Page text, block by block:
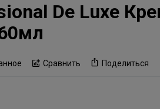
De Luxe
Сравнить Поделиться